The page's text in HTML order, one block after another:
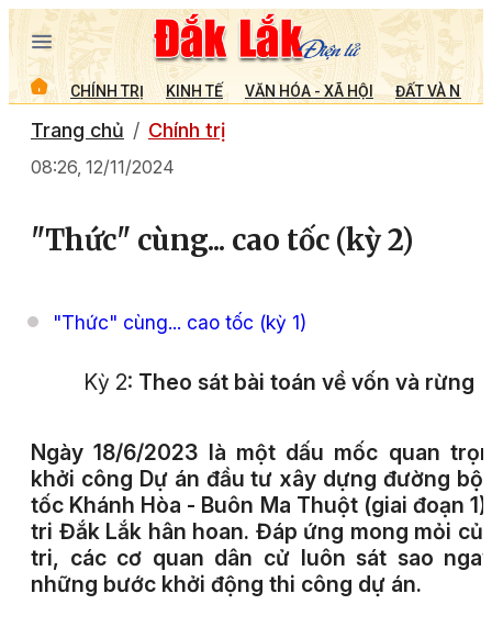
CHÍNH TRỊ KINH TẾ VĂN HÓA - XÃ HỘI ĐẤT VÀ
Trang chủ Chính trị
08:26, 12/11/2024
"Thức" cùng... cao tốc (kỳ 2)
"Thức" cùng... cao tốc (kỳ 1)
Kỳ 2: Theo sát bài toán về vốn và rừng
Ngày 18/6/2023 là một dấu mốc quan
khởi công Dự án đầu tư xây dựng đường bộ
tốc Khánh Hòa - Buôn Ma Thuột (giai đoạn
tri Đắk Lắk hân hoan. Đáp ứng mong mỏi
tri, các cơ quan dân cử luôn sát sao
những bước khởi động thi công dự án.